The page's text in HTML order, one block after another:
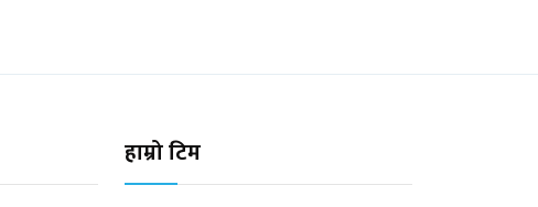
हाम्रो टिम